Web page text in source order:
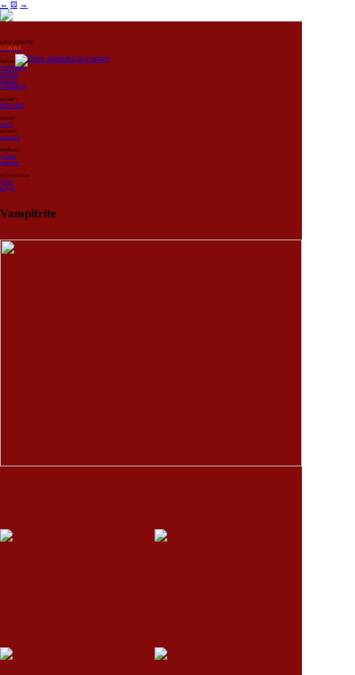
← ⚄ →
scène actuelle:
CUISINE
Autres scènes:
CHAMBRE
JARDIN
SALON
TERRASSE
auteur:
BERNARD
année:
2025
saison:
automne
médium:
pastels
peinture
accessoire.s:
galets
nappe
Vampifrite